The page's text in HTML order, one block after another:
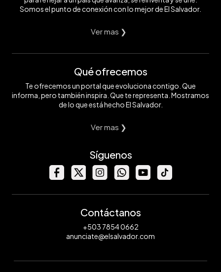
Somos el punto de conexión con lo mejor de El Salvador.
Ver mas ❯
Qué ofrecemos
Te ofrecemos un portal que evoluciona contigo. Que
informa, pero también inspira. Que te representa. Mostramos
de lo que está hecho El Salvador.
Ver mas ❯
Síguenos
Contáctanos
+503 7854 0662
anunciate@elsalvador.com